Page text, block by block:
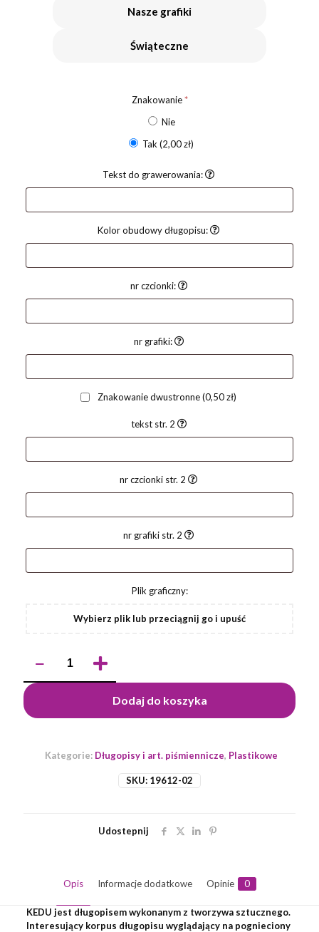
Nasze grafiki
Świąteczne
Znakowanie*
Nie
Tak (2,00 zł)
Tekst do grawerowania:
Kolor obudowy długopisu:
nr czcionki:
nr grafiki:
Znakowanie dwustronne(0,50 zł)
tekst str. 2
nr czcionki str. 2
nr grafiki str. 2
Plik graficzny:
Wybierz plik lub przeciągnij go i upuść
Długopis
Dodaj do koszyka
SKU: 19612-02
Kategorie: Długopisy i art. piśmiennicze, Plastikowe
Udostepnij
Opis Informacje dodatkowe Opinie 0
KEDU jest długopisem wykonanym z tworzywa sztucznego.
Interesujący korpus długopisu wyglądający na pognieciony